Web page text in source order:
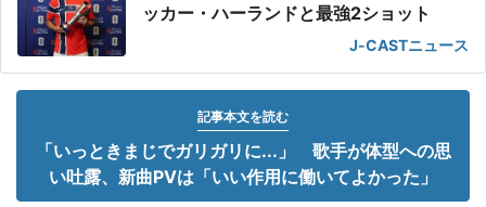
ッカー・ハーランドと最強2ショット
J-CASTニュース
記事本文を読む
「いっときまじでガリガリに...」 歌手が体型への思
い吐露、新曲PVは「いい作用に働いてよかった」